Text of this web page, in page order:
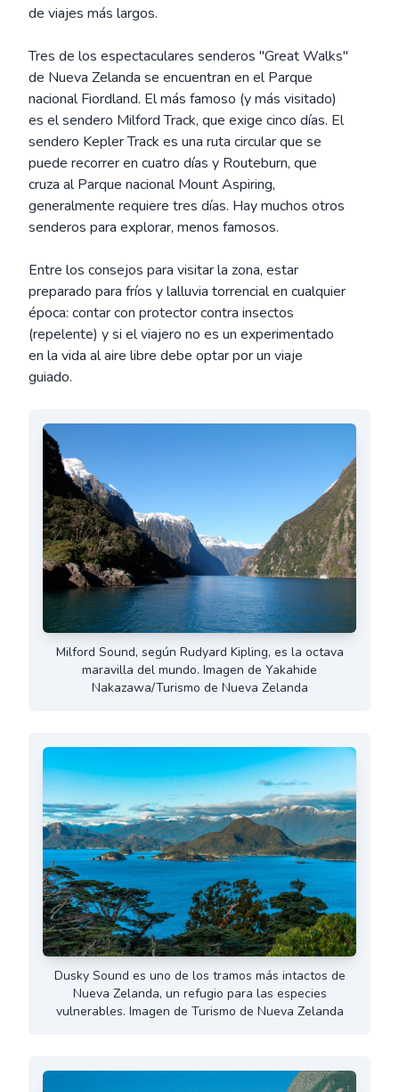
de viajes más largos.
Tres de los espectaculares senderos "Great Walks"
de Nueva Zelanda se encuentran en el Parque
nacional Fiordland. El más famoso (y más visitado)
es el sendero Milford Track, que exige cinco días. El
sendero Kepler Track es una ruta circular que se
puede recorrer en cuatro días y Routeburn, que
cruza al Parque nacional Mount Aspiring,
generalmente requiere tres días. Hay muchos otros
senderos para explorar, menos famosos.
Entre los consejos para visitar la zona, estar
preparado para fríos y lalluvia torrencial en cualquier
época: contar con protector contra insectos
(repelente) y si el viajero no es un experimentado
en la vida al aire libre debe optar por un viaje
guiado.
Milford Sound, según Rudyard Kipling, es la octava
maravilla del mundo. Imagen de Yakahide
Nakazawa/Turismo de Nueva Zelanda
Dusky Sound es uno de los tramos más intactos de
Nueva Zelanda, un refugio para las especies
vulnerables. Imagen de Turismo de Nueva Zelanda